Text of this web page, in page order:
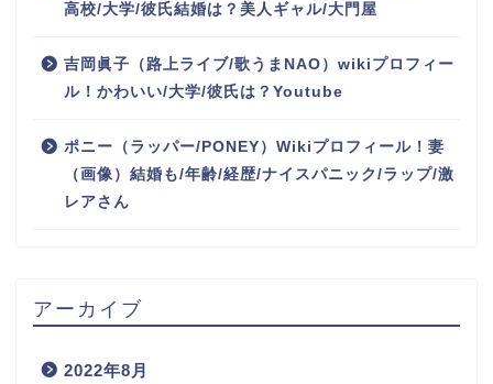
高校/大学/彼氏結婚は？美人ギャル/大門屋
吉岡眞子（路上ライブ/歌うまNAO）wikiプロフィー
ル！かわいい/大学/彼氏は？Youtube
ポニー（ラッパー/PONEY）Wikiプロフィール！妻
（画像）結婚も/年齢/経歴/ナイスパニック/ラップ/激
レアさん
アーカイブ
2022年8月